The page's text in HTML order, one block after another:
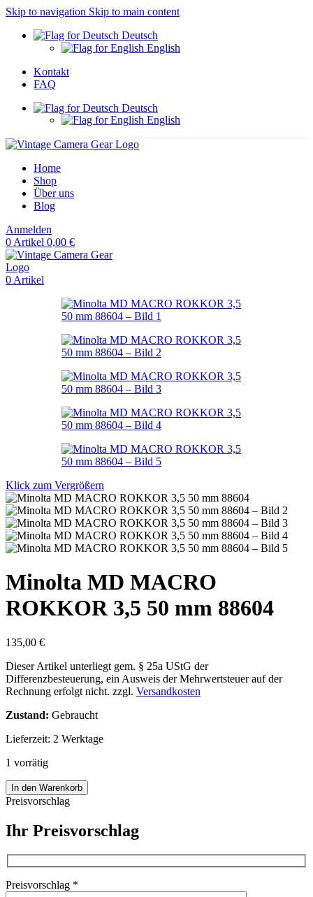
Skip to navigation Skip to main content
Deutsch
English
Kontakt
FAQ
Deutsch
English
Home
Shop
Über uns
Blog
Anmelden
0 Artikel 0,00 €
0 Artikel
Klick zum Vergrößern
Minolta MD MACRO
ROKKOR 3,5 50 mm 88604
135,00 €
Dieser Artikel unterliegt gem. § 25a UStG der
Differenzbesteuerung, ein Ausweis der Mehrwertsteuer auf der
Rechnung erfolgt nicht. zzgl. Versandkosten
Zustand: Gebraucht
Lieferzeit: 2 Werktage
1 vorrätig
Minolta
MD
ROKKOR
3,5
Menge
In den Warenkorb
Preisvorschlag
Ihr Preisvorschlag
Preisvorschlag *